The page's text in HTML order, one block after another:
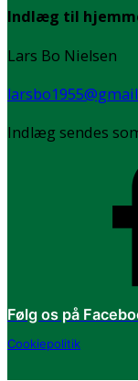
Indlæg til
Lars Bo Nielsen
Indlæg sendes
Følg os på
Cookiepolitik